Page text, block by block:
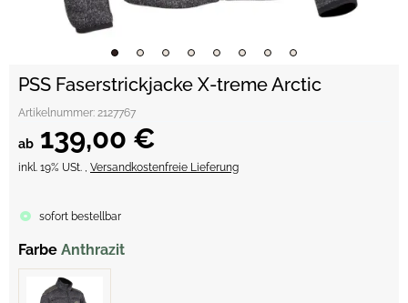
PSS Faserstrickjacke X-treme Arctic
Artikelnummer: 2127767
ab 139,00 €
inkl. 19% USt. , Versandkostenfreie Lieferung
sofort bestellbar
Farbe Anthrazit